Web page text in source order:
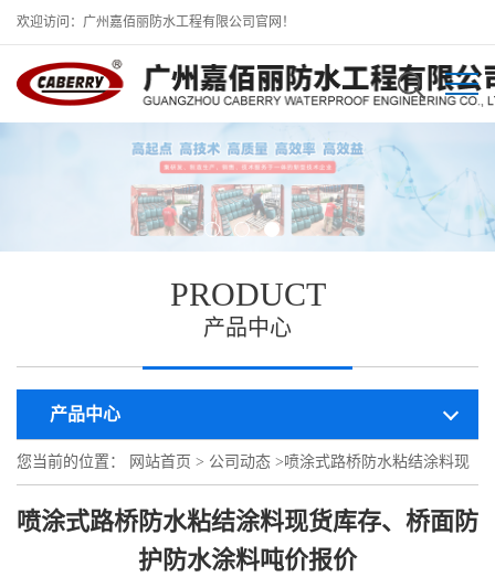
欢迎访问：广州嘉佰丽防水工程有限公司官网！
PRODUCT
产品中心
产品中心
您当前的位置： 网站首页 > 公司动态 >喷涂式路桥防水粘结涂料现
货库存、桥面防护防水涂料吨价报价
喷涂式路桥防水粘结涂料现货库存、桥面防
护防水涂料吨价报价